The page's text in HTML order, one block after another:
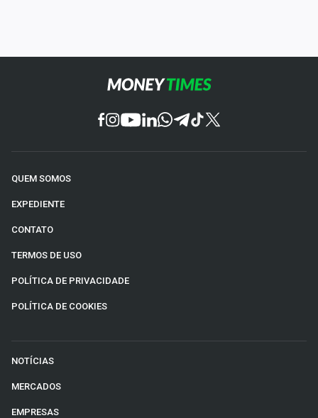
QUEM SOMOS
EXPEDIENTE
CONTATO
TERMOS DE USO
POLÍTICA DE PRIVACIDADE
POLÍTICA DE COOKIES
NOTÍCIAS
MERCADOS
EMPRESAS